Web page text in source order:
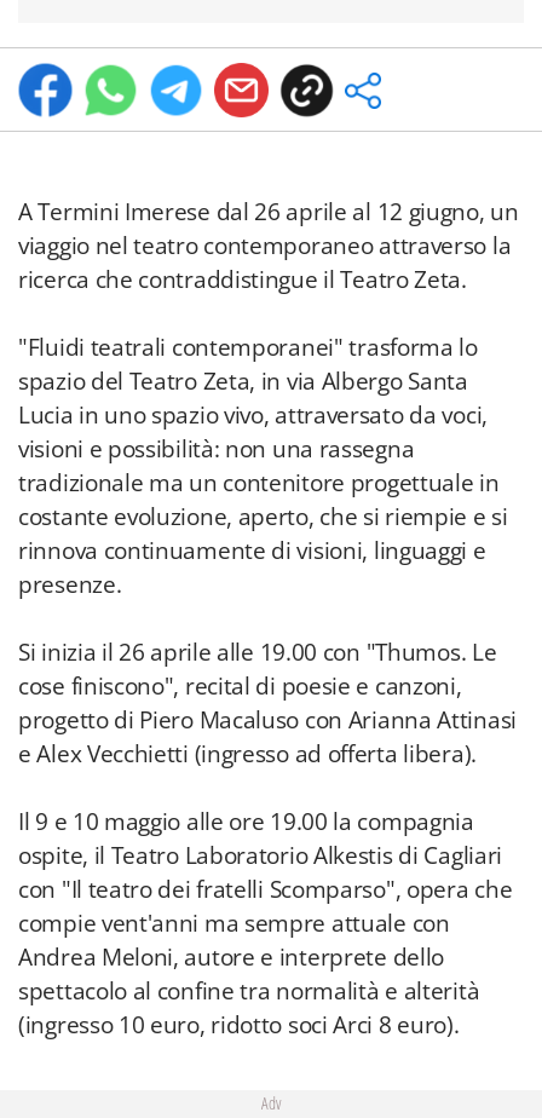
A Termini Imerese dal 26 aprile al 12 giugno, un
viaggio nel teatro contemporaneo attraverso la
ricerca che contraddistingue il Teatro Zeta.
"Fluidi teatrali contemporanei" trasforma lo
spazio del Teatro Zeta, in via Albergo Santa
Lucia in uno spazio vivo, attraversato da voci,
visioni e possibilità: non una rassegna
tradizionale ma un contenitore progettuale in
costante evoluzione, aperto, che si riempie e si
rinnova continuamente di visioni, linguaggi e
presenze.
Si inizia il 26 aprile alle 19.00 con "Thumos. Le
cose finiscono", recital di poesie e canzoni,
progetto di Piero Macaluso con Arianna Attinasi
e Alex Vecchietti (ingresso ad offerta libera).
Il 9 e 10 maggio alle ore 19.00 la compagnia
ospite, il Teatro Laboratorio Alkestis di Cagliari
con "Il teatro dei fratelli Scomparso", opera che
compie vent'anni ma sempre attuale con
Andrea Meloni, autore e interprete dello
spettacolo al confine tra normalità e alterità
(ingresso 10 euro, ridotto soci Arci 8 euro).
Adv